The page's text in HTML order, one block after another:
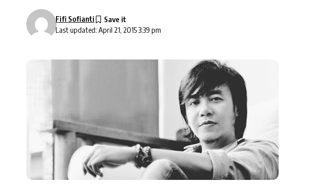
Last updated: April 21, 2015 3:39 pm
Fifi Sofianti